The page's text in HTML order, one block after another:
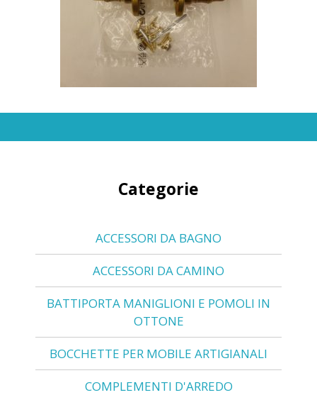
Categorie
ACCESSORI DA BAGNO
ACCESSORI DA CAMINO
BATTIPORTA MANIGLIONI E POMOLI IN
OTTONE
BOCCHETTE PER MOBILE ARTIGIANALI
COMPLEMENTI D'ARREDO